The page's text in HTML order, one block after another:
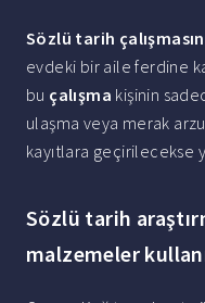
Sözlü tarih
evdeki bir aile ferdine
bu çalışma kişinin
ulaşma veya merak
kayıtlara geçirilecekse
Sözlü tarih
malzemeler